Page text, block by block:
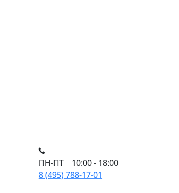
ПН-ПТ 10:00 - 18:00
8 (495) 788-17-01